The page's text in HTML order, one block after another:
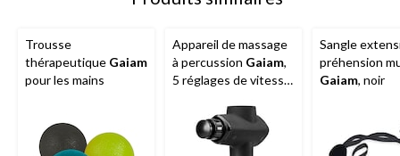
Trousse
thérapeutique Gaiam
pour les mains
Appareil de massage
à percussion Gaiam,
5 réglages de vitesse,
uniques, noir
Sangle
préhension
Gaiam, noir